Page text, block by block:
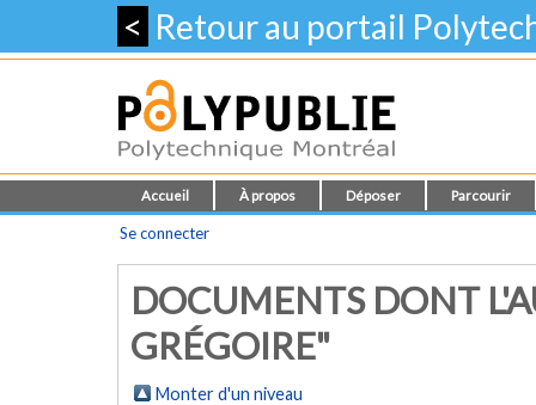
< Retour au portail
Accueil À propos Déposer Parcourir
Se connecter
DOCUMENTS DONT
GRÉGOIRE"
Monter d'un niveau